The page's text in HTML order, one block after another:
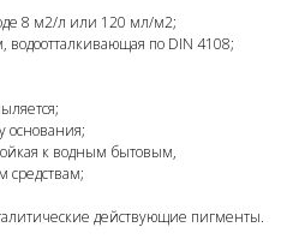
8 м2/л или 120 мл/м2;
по DIN 4108;
основания;
к водным бытовым,
действующие пигменты.